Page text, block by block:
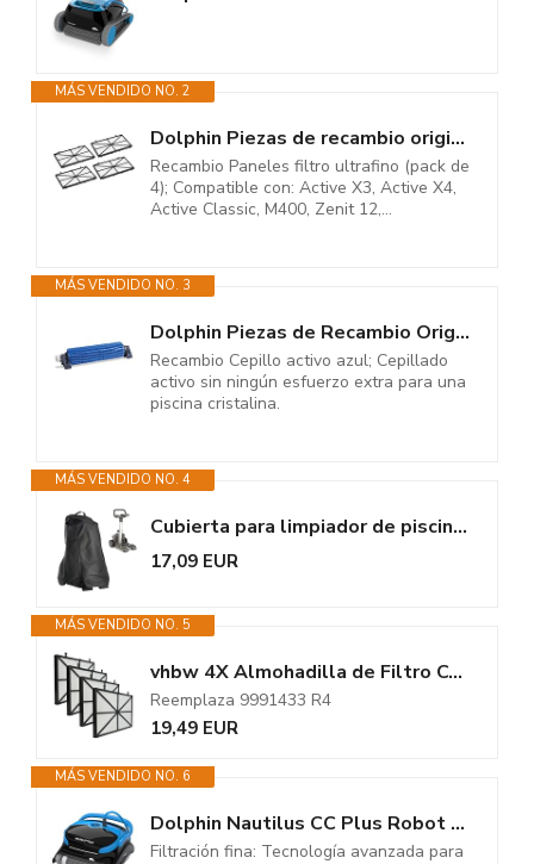
MÁS VENDIDO NO. 2
Dolphin Piezas de recambio originales - Paneles filtro ultrafino (4 ud) -...
Recambio Paneles filtro ultrafino (pack de
4); Compatible con: Active X3, Active X4,
Active Classic, M400, Zenit 12,...
MÁS VENDIDO NO. 3
Dolphin Piezas de Recambio Originales - Cepillo Activo Azul, S2 - Ref....
Recambio Cepillo activo azul; Cepillado
activo sin ningún esfuerzo extra para una
piscina cristalina.
MÁS VENDIDO NO. 4
Cubierta para limpiador de piscinas Dolphin Robotic Pool Cleaner Classic...
17,09 EUR
MÁS VENDIDO NO. 5
vhbw 4X Almohadilla de Filtro Compatible con Dolphin Active Classic, Aktiv...
Reemplaza 9991433 R4
19,49 EUR
MÁS VENDIDO NO. 6
Dolphin Nautilus CC Plus Robot Piscina Limpiafondos y Paredes, con...
Filtración fina: Tecnología avanzada para